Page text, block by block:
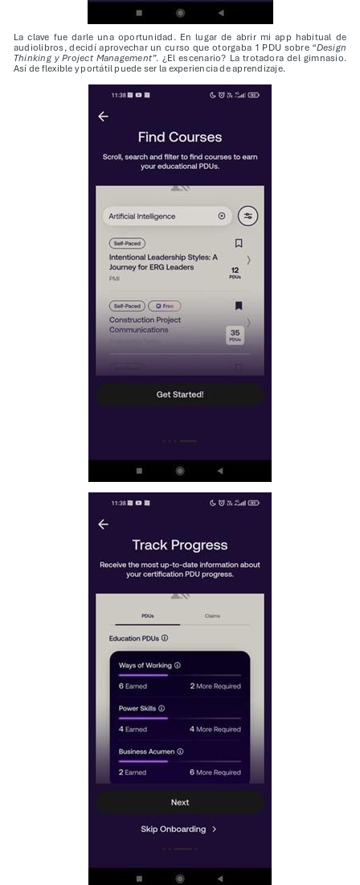
La clave fue darle una oportunidad. En lugar de abrir mi app habitual de
audiolibros, decidí aprovechar un curso que otorgaba 1 PDU sobre “Design
Thinking y Project Management”. ¿El escenario? La trotadora del gimnasio.
Así de flexible y portátil puede ser la experiencia de aprendizaje.